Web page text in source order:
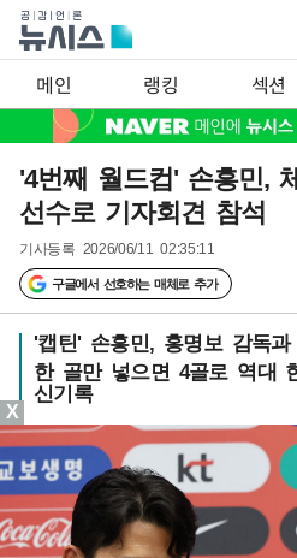
메인 랭킹 섹션
'4번째 월드컵' 손흥민,
선수로 기자회견 참석
기사등록 2026/06/11 02:35:11
구글에서 선호하는 매체로 추가
'캡틴' 손흥민, 홍명보 감독
한 골만 넣으면 4골로 역대
신기록
X